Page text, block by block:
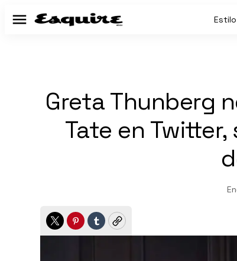
Menú Estilo
Greta Thunberg
Tate en
TwitterPinterest
TumblrCopy